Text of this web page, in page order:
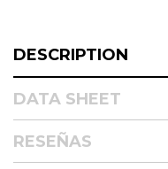
DESCRIPTION
DATA SHEET
RESEÑAS